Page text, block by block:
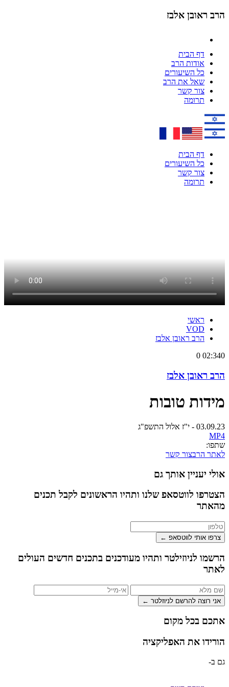
הרב ראובן אלבז
דף הבית
אודות הרב
כל השיעורים
שאל את הרב
צור קשר
תרומה
דף הבית
כל השיעורים
צור קשר
תרומה
ראשי
VOD
הרב ראובן אלבז
02:340
0
הרב ראובן אלבז
מידות טובות
03.09.23 - י"ז אלול התשפ"ג
MP4
שתפו:
לאתר הרבצור קשר
אולי יעניין אותך גם
הצטרפו לווטסאפ שלנו ותהיו הראשונים לקבל תכנים
מהאתר
צרפו אותי לווטסאפ ←
הרשמו לניוזילטר ותהיו מעודכנים בתכנים חדשים העולים
לאתר
אני רוצה להרשם לניוזלטר ←
אתכם בכל מקום
הורידו את האפליקציה
גם ב-